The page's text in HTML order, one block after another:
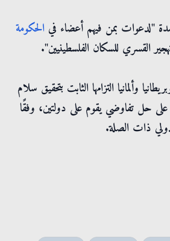
"لدعوات بمن فيهم أعضاء في الحكومة
القسري للسكان الفلسطينيين".
وألمانيا التزامها الثابت بتحقيق سلام
حل تفاوضي يقوم على دولتين، وفقًا
ذات الصلة.